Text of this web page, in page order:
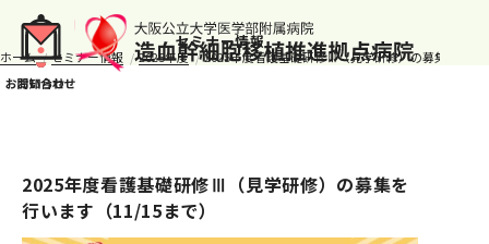
セミナー情報
ホーム セミナー情報 2025年度 2025年度看護基礎研修Ⅲ（見学研修）の募集を行い
2025年度看護基礎研修Ⅲ（見学研修）の募集を
行います（11/15まで）